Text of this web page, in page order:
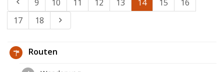
9 10 11 12 13 14 15
16
17
18
Routen